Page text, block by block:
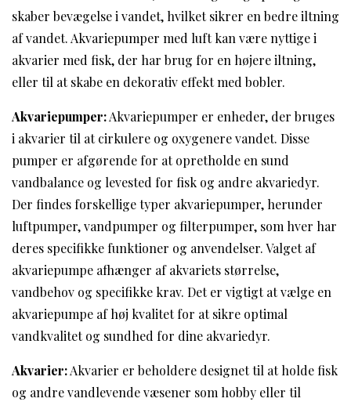
skaber bevægelse i vandet, hvilket sikrer en bedre iltning
af vandet. Akvariepumper med luft kan være nyttige i
akvarier med fisk, der har brug for en højere iltning,
eller til at skabe en dekorativ effekt med bobler.
Akvariepumper:Akvariepumper er enheder, der bruges
i akvarier til at cirkulere og oxygenere vandet. Disse
pumper er afgørende for at opretholde en sund
vandbalance og levested for fisk og andre akvariedyr.
Der findes forskellige typer akvariepumper, herunder
luftpumper, vandpumper og filterpumper, som hver har
deres specifikke funktioner og anvendelser. Valget af
akvariepumpe afhænger af akvariets størrelse,
vandbehov og specifikke krav. Det er vigtigt at vælge en
akvariepumpe af høj kvalitet for at sikre optimal
vandkvalitet og sundhed for dine akvariedyr.
Akvarier:Akvarier er beholdere designet til at holde fisk
og andre vandlevende væsener som hobby eller til